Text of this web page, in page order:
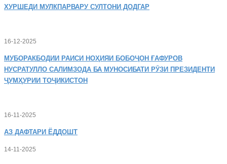
ХУРШЕДИ МУЛКПАРВАРУ СУЛТОНИ ДОДГАР
16-12-2025
МУБОРАКБОДИИ РАИСИ НОҲИЯИ БОБОҶОН ҒАФУРОВ
НУСРАТУЛЛО САЛИМЗОДА БА МУНОСИБАТИ РӮЗИ ПРЕЗИДЕНТИ
ҶУМҲУРИИ ТОҶИКИСТОН
16-11-2025
АЗ ДАФТАРИ ЁДДОШТ
14-11-2025